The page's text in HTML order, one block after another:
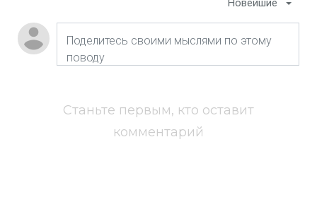
Новейшие
Станьте первым, кто оставит
комментарий